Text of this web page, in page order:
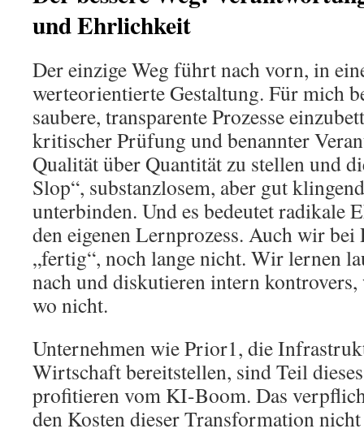
und Ehrlichkeit
Der einzige Weg führt nach vorn, in
werteorientierte Gestaltung. Für mich
saubere, transparente Prozesse
kritischer Prüfung und benannter
Qualität über Quantität zu stellen und
Slop“, substanzlosem, aber gut
unterbinden. Und es bedeutet radikale
den eigenen Lernprozess. Auch wir
„fertig“, noch lange nicht. Wir lernen
nach und diskutieren intern
wo nicht.
Unternehmen wie Prior1, die
Wirtschaft bereitstellen, sind Teil
profitieren vom KI-Boom. Das
den Kosten dieser Transformation